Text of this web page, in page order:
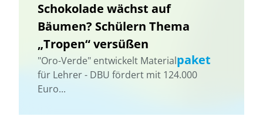
Schokolade wächst auf
Bäumen? Schülern Thema
„Tropen“ versüßen
"Oro-Verde" entwickelt Materialpaket
für Lehrer - DBU fördert mit 124.000
Euro...